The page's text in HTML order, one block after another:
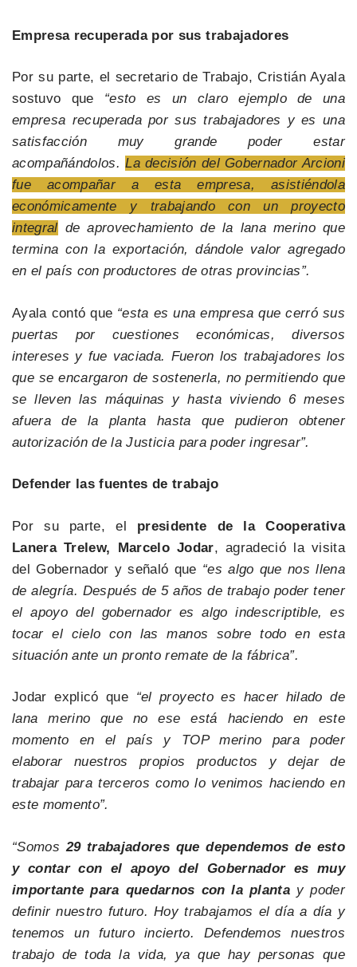
Empresa recuperada por sus trabajadores
Por su parte, el secretario de Trabajo, Cristián Ayala
sostuvo que “esto es un claro ejemplo de una
empresa recuperada por sus trabajadores y es una
satisfacción muy grande poder estar
acompañándolos.La decisión del Gobernador Arcioni
fue acompañar a esta empresa, asistiéndola
económicamente y trabajando con un proyecto
integral de aprovechamiento de la lana merino que
termina con la exportación, dándole valor agregado
en el país con productores de otras provincias”.
Ayala contó que “esta es una empresa que cerró sus
puertas por cuestiones económicas, diversos
intereses y fue vaciada. Fueron los trabajadores los
que se encargaron de sostenerla, no permitiendo que
se lleven las máquinas y hasta viviendo 6 meses
afuera de la planta hasta que pudieron obtener
autorización de la Justicia para poder ingresar”.
Defender las fuentes de trabajo
Por su parte, el presidente de la Cooperativa
Lanera Trelew, Marcelo Jodar, agradeció la visita
del Gobernador y señaló que “es algo que nos llena
de alegría. Después de 5 años de trabajo poder tener
el apoyo del gobernador es algo indescriptible, es
tocar el cielo con las manos sobre todo en esta
situación ante un pronto remate de la fábrica”.
Jodar explicó que “el proyecto es hacer hilado de
lana merino que no ese está haciendo en este
momento en el país y TOP merino para poder
elaborar nuestros propios productos y dejar de
trabajar para terceros como lo venimos haciendo en
este momento”.
“Somos 29 trabajadores que dependemos de esto
y contar con el apoyo del Gobernador es muy
importante para quedarnos con la planta y poder
definir nuestro futuro. Hoy trabajamos el día a día y
tenemos un futuro incierto. Defendemos nuestros
trabajo de toda la vida, ya que hay personas que